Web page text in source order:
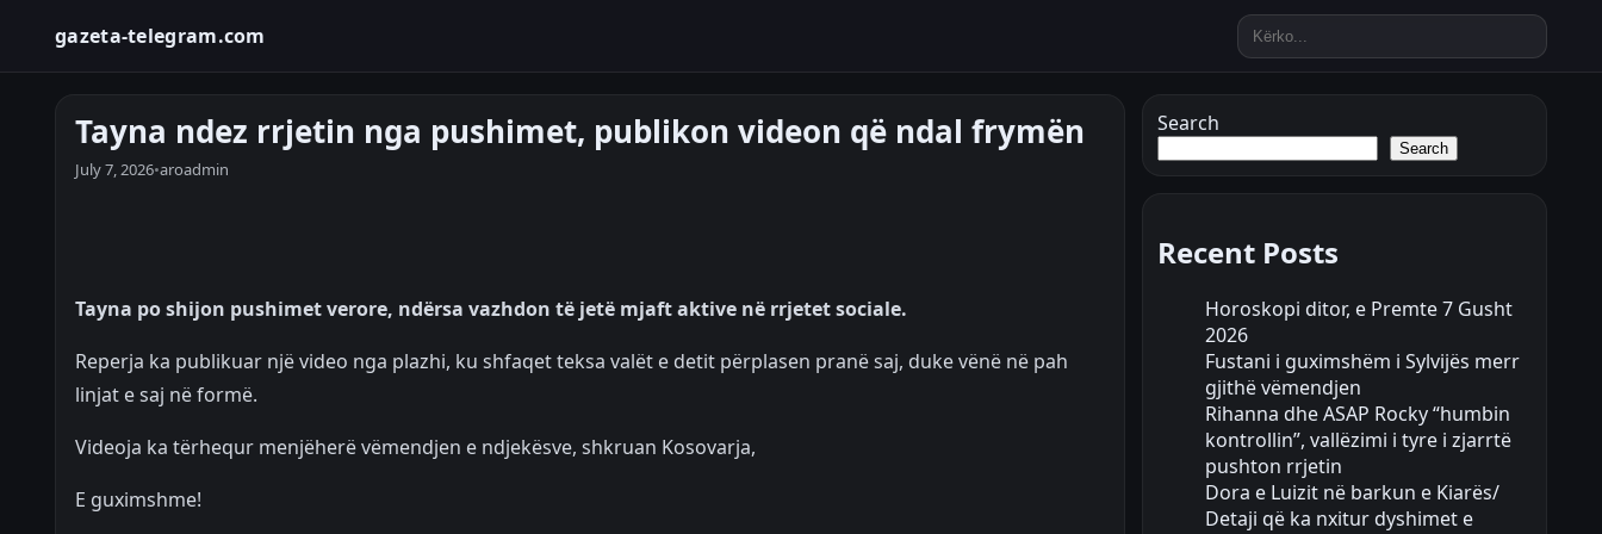
gazeta-telegram.com
Tayna ndez rrjetin nga pushimet, publikon videon që ndal frymën
July 7, 2026•aroadmin
Tayna po shijon pushimet verore, ndërsa vazhdon të jetë mjaft aktive në rrjetet sociale.
Reperja ka publikuar një video nga plazhi, ku shfaqet teksa valët e detit përplasen pranë saj, duke vënë në pah
linjat e saj në formë.
Videoja ka tërhequr menjëherë vëmendjen e ndjekësve, shkruan Kosovarja,
E guximshme!
Search
Search
Recent Posts
Horoskopi ditor, e Premte 7 Gusht
2026
Fustani i guximshëm i Sylvijës merr
gjithë vëmendjen
Rihanna dhe ASAP Rocky “humbin
kontrollin”, vallëzimi i tyre i zjarrtë
pushton rrjetin
Dora e Luizit në barkun e Kiarës/
Detaji që ka nxitur dyshimet e